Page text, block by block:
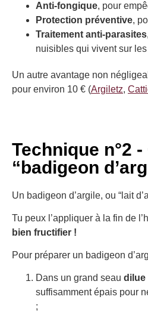
Anti-fongique, pour
Protection préventive,
Traitement anti-parasites
nuisibles qui vivent sur
Un autre avantage non
pour environ 10 € (Argiletz,
Technique n°2
“badigeon
Un badigeon d’argile, ou “lait
Tu peux l’appliquer à la fin de
bien fructifier !
Pour préparer un badigeon
Dans un grand seau dilue
suffisamment épais pour
;